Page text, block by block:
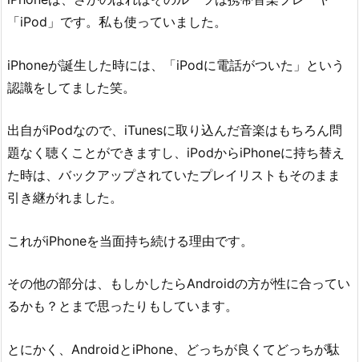
「iPod」です。私も使っていました。
iPhoneが誕生した時には、「iPodに電話がついた」という
認識をしてました笑。
出自がiPodなので、iTunesに取り込んだ音楽はもちろん問
題なく聴くことができますし、iPodからiPhoneに持ち替え
た時は、バックアップされていたプレイリストもそのまま
引き継がれました。
これがiPhoneを当面持ち続ける理由です。
その他の部分は、もしかしたらAndroidの方が性に合ってい
るかも？とまで思ったりもしています。
とにかく、AndroidとiPhone、どっちが良くてどっちが駄